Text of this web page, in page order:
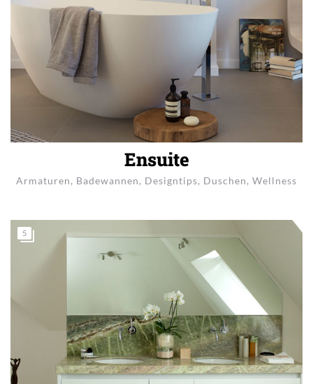
Ensuite
Armaturen, Badewannen, Designtips, Duschen, Wellness
5